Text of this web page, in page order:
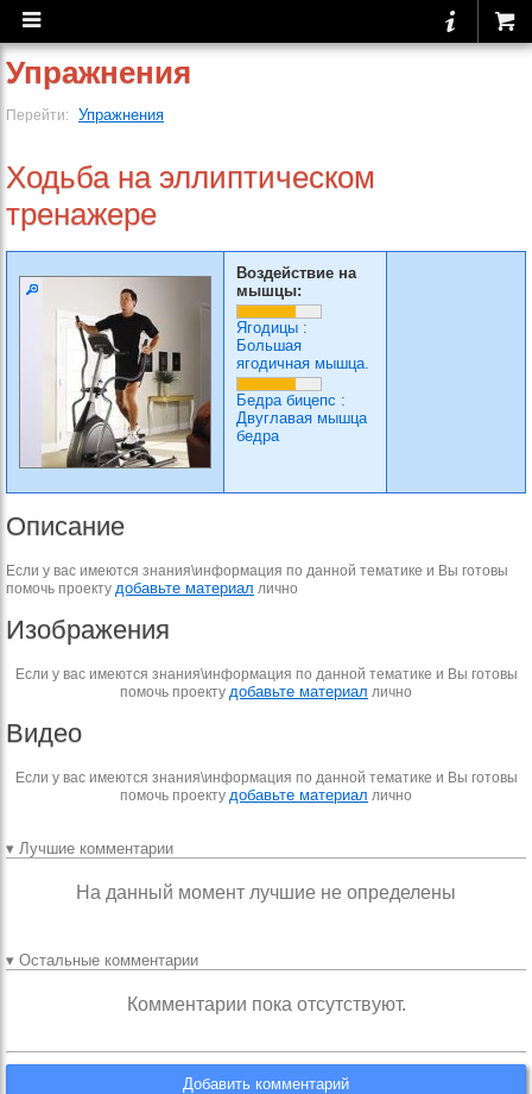
Упражнения
Перейти: Упражнения
Ходьба на эллиптическом
тренажере
Воздействие на
мышцы:
Ягодицы :
Большая
ягодичная мышца.
Бедра бицепс :
Двуглавая мышца
бедра
Описание
Если у вас имеются знания\информация по данной тематике и Вы готовы
помочь проекту добавьте материал лично
Изображения
Если у вас имеются знания\информация по данной тематике и Вы готовы
помочь проекту добавьте материал лично
Видео
Если у вас имеются знания\информация по данной тематике и Вы готовы
помочь проекту добавьте материал лично
▾ Лучшие комментарии
На данный момент лучшие не определены
▾ Остальные комментарии
Комментарии пока отсутствуют.
Добавить комментарий